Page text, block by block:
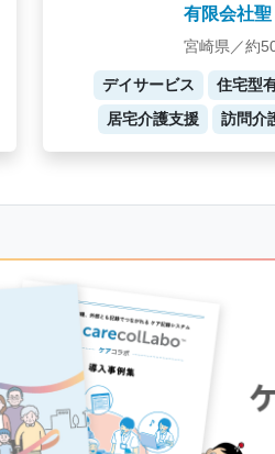
有限会社聖
宮崎県／約
デイサービス
住宅型
居宅介護支援
訪問介